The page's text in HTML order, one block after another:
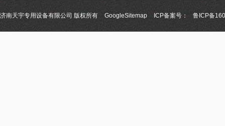
济南天宇专用设备有限公司 版权所有 GoogleSitemap ICP备案号： 鲁ICP备